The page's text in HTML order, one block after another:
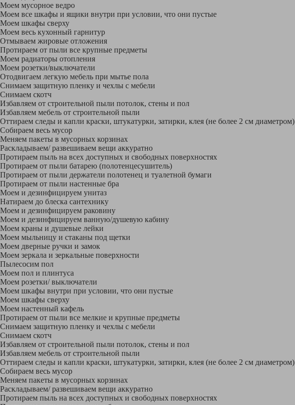
Моем мусорное ведро
Моем все шкафы и ящики внутри при условии, что они пустые
Моем шкафы сверху
Моем весь кухонный гарнитур
Отмываем жировые отложения
Протираем от пыли все крупные предметы
Моем радиаторы отопления
Моем розетки/выключатели
Отодвигаем легкую мебель при мытье пола
Снимаем защитную пленку и чехлы с мебели
Снимаем скотч
Избавляем от строительной пыли потолок, стены и пол
Избавляем мебель от строительной пыли
Оттираем следы и капли краски, штукатурки, затирки, клея (не более 2 см диаметром)
Собираем весь мусор
Меняем пакеты в мусорных корзинах
Раскладываем/ развешиваем вещи аккуратно
Протираем пыль на всех доступных и свободных поверхностях
Протираем от пыли батарею (полотенцесушитель)
Протираем от пыли держатели полотенец и туалетной бумаги
Протираем от пыли настенные бра
Моем и дезинфицируем унитаз
Натираем до блеска сантехнику
Моем и дезинфицируем раковину
Моем и дезинфицируем ванную/душевую кабину
Моем краны и душевые лейки
Моем мыльницу и стаканы под щетки
Моем дверные ручки и замок
Моем зеркала и зеркальные поверхности
Пылесосим пол
Моем пол и плинтуса
Моем розетки/ выключатели
Моем шкафы внутри при условии, что они пустые
Моем шкафы сверху
Моем настенный кафель
Протираем от пыли все мелкие и крупные предметы
Снимаем защитную пленку и чехлы с мебели
Снимаем скотч
Избавляем от строительной пыли потолок, стены и пол
Избавляем мебель от строительной пыли
Оттираем следы и капли краски, штукатурки, затирки, клея (не более 2 см диаметром)
Собираем весь мусор
Меняем пакеты в мусорных корзинах
Раскладываем/ развешиваем вещи аккуратно
Протираем пыль на всех доступных и свободных поверхностях